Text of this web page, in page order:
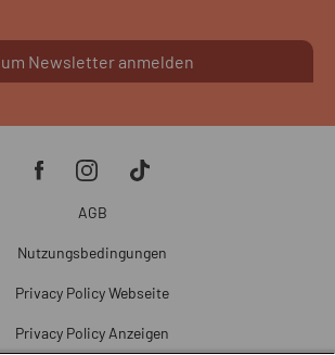
Newsletter anmelden
AGB
Nutzungsbedingungen
Privacy Policy Webseite
Privacy Policy Anzeigen